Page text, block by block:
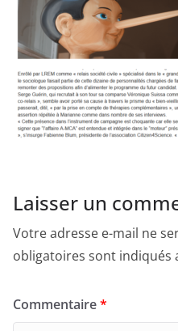
Laisser un
Votre adresse e-mail ne
obligatoires sont indiqués
Commentaire*